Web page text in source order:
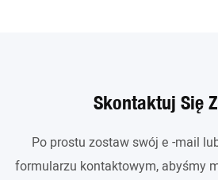
Skontaktuj Się
Po prostu zostaw swój e -mail
formularzu kontaktowym, abyśmy